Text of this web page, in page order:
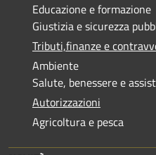
Educazione e formazione
Giustizia e sicurezza
Tributi,finanze e
Ambiente
Salute, benessere e
Autorizzazioni
Agricoltura e pesca